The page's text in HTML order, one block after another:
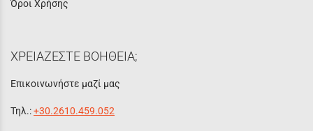
Όροι Χρήσης
ΧΡΕΙΑΖΕΣΤΕ ΒΟΗΘΕΙΑ;
Επικοινωνήστε μαζί μας
Τηλ.:+30.2610.459.052